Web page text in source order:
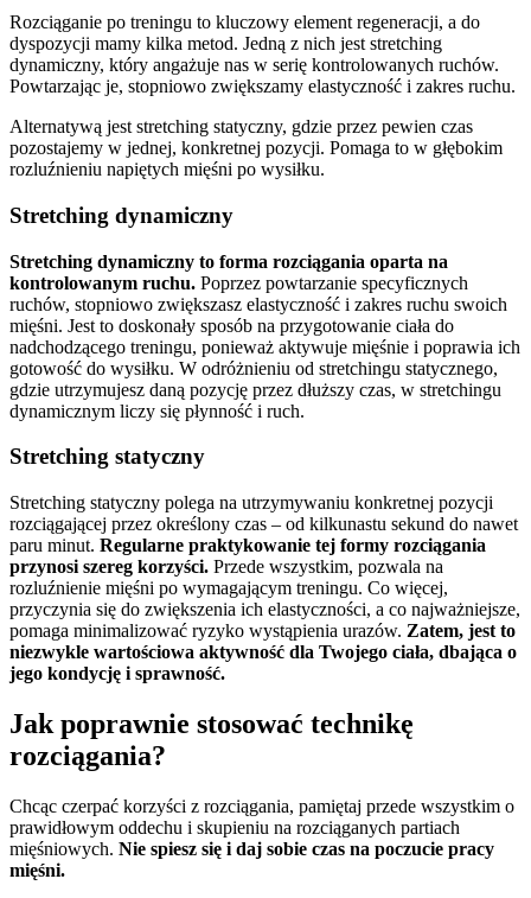
Rozciąganie po treningu to kluczowy element regeneracji, a do
dyspozycji mamy kilka metod. Jedną z nich jest stretching
dynamiczny, który angażuje nas w serię kontrolowanych ruchów.
Powtarzając je, stopniowo zwiększamy elastyczność i zakres ruchu.
Alternatywą jest stretching statyczny, gdzie przez pewien czas
pozostajemy w jednej, konkretnej pozycji. Pomaga to w głębokim
rozluźnieniu napiętych mięśni po wysiłku.
Stretching dynamiczny
Stretching dynamiczny to forma rozciągania oparta na
kontrolowanym ruchu. Poprzez powtarzanie specyficznych
ruchów, stopniowo zwiększasz elastyczność i zakres ruchu swoich
mięśni. Jest to doskonały sposób na przygotowanie ciała do
nadchodzącego treningu, ponieważ aktywuje mięśnie i poprawia ich
gotowość do wysiłku. W odróżnieniu od stretchingu statycznego,
gdzie utrzymujesz daną pozycję przez dłuższy czas, w stretchingu
dynamicznym liczy się płynność i ruch.
Stretching statyczny
Stretching statyczny polega na utrzymywaniu konkretnej pozycji
rozciągającej przez określony czas – od kilkunastu sekund do nawet
paru minut. Regularne praktykowanie tej formy rozciągania
przynosi szereg korzyści. Przede wszystkim, pozwala na
rozluźnienie mięśni po wymagającym treningu. Co więcej,
przyczynia się do zwiększenia ich elastyczności, a co najważniejsze,
pomaga minimalizować ryzyko wystąpienia urazów. Zatem, jest to
niezwykle wartościowa aktywność dla Twojego ciała, dbająca o
jego kondycję i sprawność.
Jak poprawnie stosować technikę
rozciągania?
Chcąc czerpać korzyści z rozciągania, pamiętaj przede wszystkim o
prawidłowym oddechu i skupieniu na rozciąganych partiach
mięśniowych. Nie spiesz się i daj sobie czas na poczucie pracy
mięśni.